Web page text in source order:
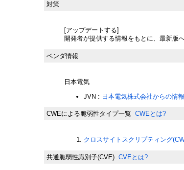
対策
[アップデートする]
開発者が提供する情報をもとに、最新版
ベンダ情報
日本電気
JVN : 日本電気株式会社からの情報
CWEによる脆弱性タイプ一覧 CWEとは?
クロスサイトスクリプティング
共通脆弱性識別子(CVE) CVEとは?